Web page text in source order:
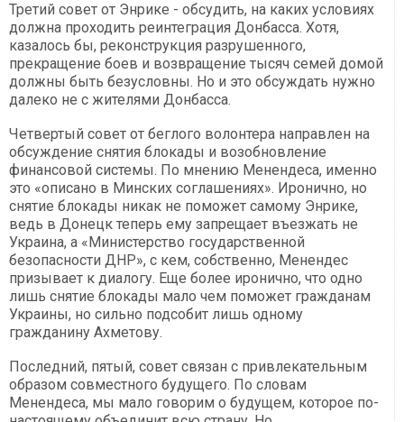
Третий совет от Энрике - обсудить, на каких условиях
должна проходить реинтеграция Донбасса. Хотя,
казалось бы, реконструкция разрушенного,
прекращение боев и возвращение тысяч семей домой
должны быть безусловны. Но и это обсуждать нужно
далеко не с жителями Донбасса.
Четвертый совет от беглого волонтера направлен на
обсуждение снятия блокады и возобновление
финансовой системы. По мнению Менендеса, именно
это «описано в Минских соглашениях». Иронично, но
снятие блокады никак не поможет самому Энрике,
ведь в Донецк теперь ему запрещает въезжать не
Украина, а «Министерство государственной
безопасности ДНР», с кем, собственно, Менендес
призывает к диалогу. Еще более иронично, что одно
лишь снятие блокады мало чем поможет гражданам
Украины, но сильно подсобит лишь одному
гражданину Ахметову.
Последний, пятый, совет связан с привлекательным
образом совместного будущего. По словам
Менендеса, мы мало говорим о будущем, которое по-